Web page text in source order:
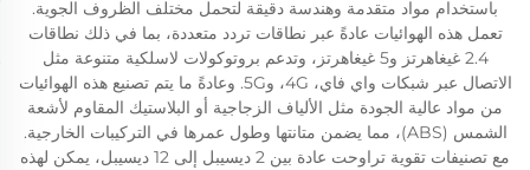
باستخدام مواد متقدمة وهندسة دقيقة لتحمل مختلف الظروف الجوية.
تعمل هذه الهوائيات عادةً عبر نطاقات تردد متعددة، بما في ذلك نطاقات
2.4 غيغاهرتز و5 غيغاهرتز، وتدعم بروتوكولات لاسلكية متنوعة مثل
الاتصال عبر شبكات واي فاي، 4G، و5G. وعادةً ما يتم تصنيع هذه الهوائيات
من مواد عالية الجودة مثل الألياف الزجاجية أو البلاستيك المقاوم لأشعة
الشمس (ABS)، مما يضمن متانتها وطول عمرها في التركيبات الخارجية.
مع تصنيفات تقوية تراوحت عادة بين 2 ديسيبل إلى 12 ديسيبل، يمكن لهذه